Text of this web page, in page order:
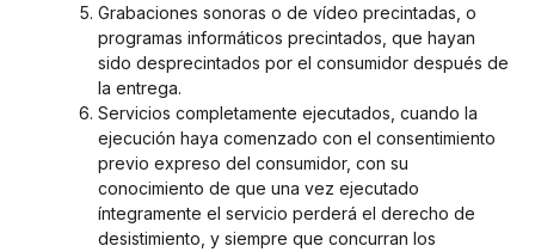
Grabaciones sonoras o de vídeo precintadas, o
programas informáticos precintados, que hayan
sido desprecintados por el consumidor después de
la entrega.
Servicios completamente ejecutados, cuando la
ejecución haya comenzado con el consentimiento
previo expreso del consumidor, con su
conocimiento de que una vez ejecutado
íntegramente el servicio perderá el derecho de
desistimiento, y siempre que concurran los